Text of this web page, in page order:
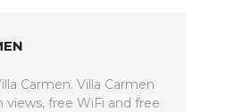
Carmen. Villa Carmen
views, free WiFi and free